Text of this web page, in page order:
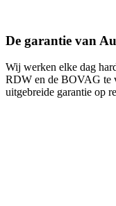
De garantie van
Wij werken elke dag
RDW en de BOVAG te
uitgebreide garantie op